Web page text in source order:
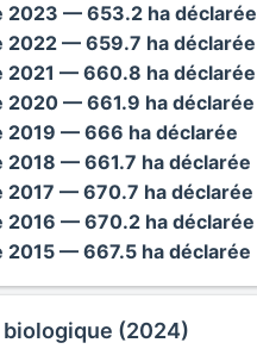
2023 — 653.2 ha déclarée
2022 — 659.7 ha déclarée
2021 — 660.8 ha déclarée
2020 — 661.9 ha déclarée
2019 — 666 ha déclarée
2018 — 661.7 ha déclarée
2017 — 670.7 ha déclarée
2016 — 670.2 ha déclarée
2015 — 667.5 ha déclarée
(2024)